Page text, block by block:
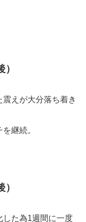
えが大分落ち着き
継続。
した為1週間に一度